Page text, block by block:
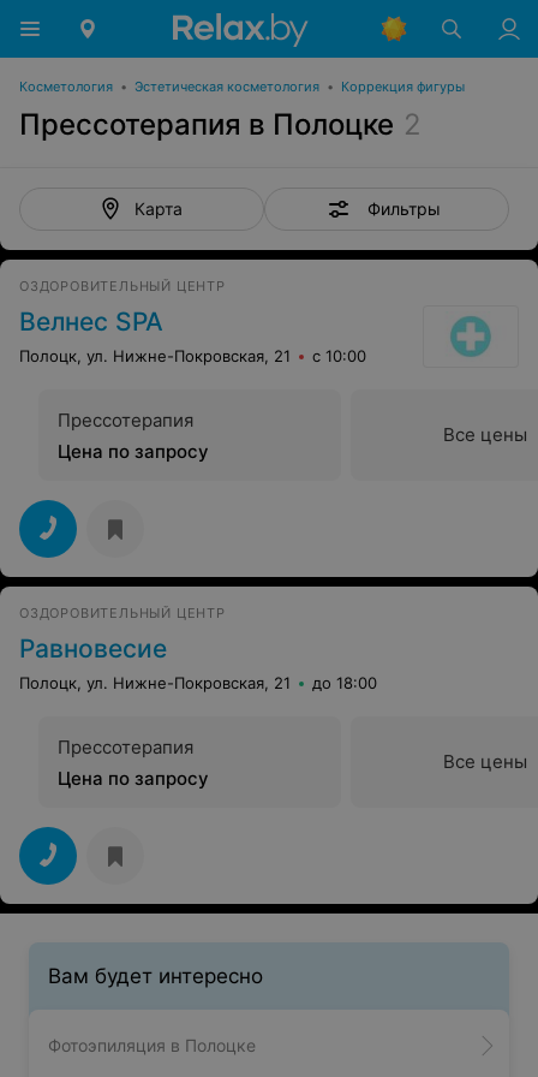
Косметология • Эстетическая косметология • Коррекция фигуры
Прессотерапия в Полоцке 2
Карта Фильтры
ОЗДОРОВИТЕЛЬНЫЙ ЦЕНТР
Велнес SPA
Полоцк, ул. Нижне-Покровская, 21 с 10:00
Прессотерапия
Цена по запросу
Все цены
ОЗДОРОВИТЕЛЬНЫЙ ЦЕНТР
Равновесие
Полоцк, ул. Нижне-Покровская, 21 до 18:00
Прессотерапия
Цена по запросу
Все цены
Вам будет интересно
Фотоэпиляция в Полоцке